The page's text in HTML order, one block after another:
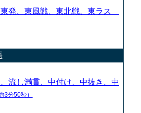
東発、東風戦、東北戦、東ラス
流し満貫、中付け、中抜き、中
3分50秒）